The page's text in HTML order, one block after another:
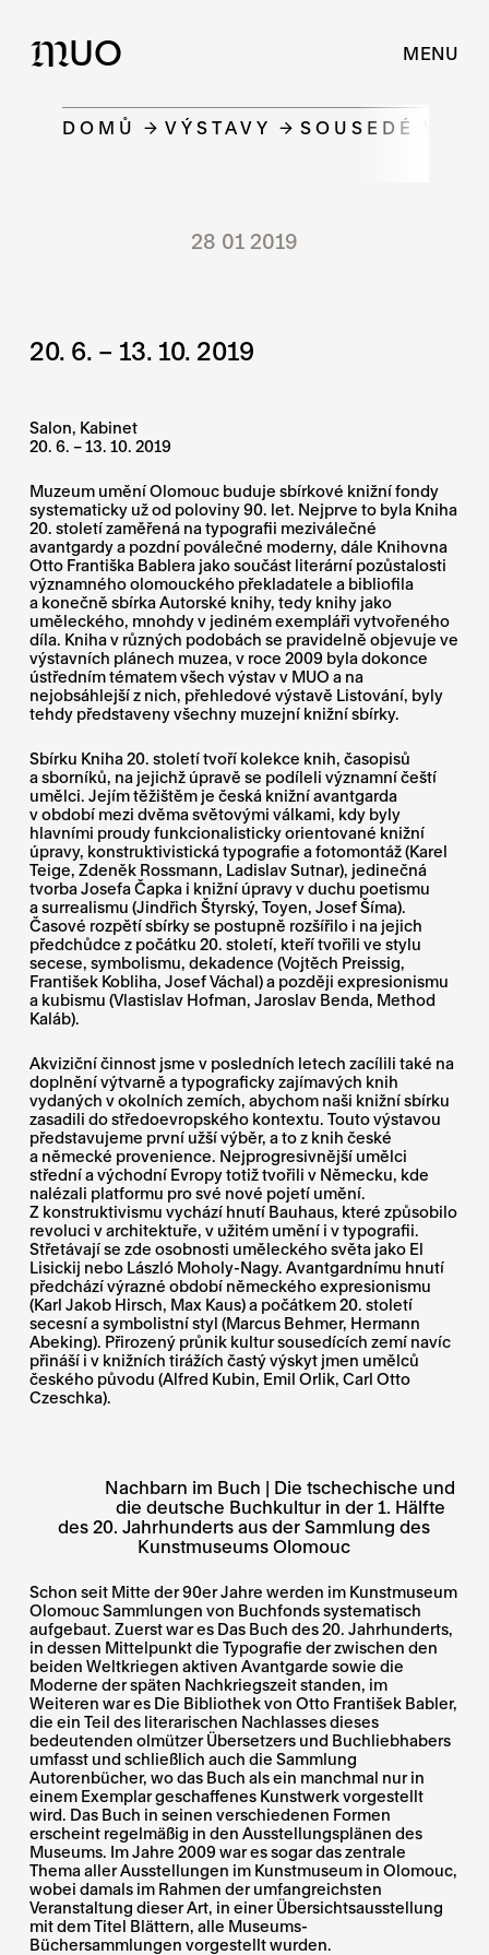
MUO MENU
DOMŮ VÝSTAVY SOUSEDÉ V
28 01 2019
20. 6. – 13. 10. 2019
Salon, Kabinet
20. 6. – 13. 10. 2019
Muzeum umění Olomouc buduje sbírkové knižní fondy
systematicky už od poloviny 90. let. Nejprve to byla Kniha
20. století zaměřená na typografii meziválečné
avantgardy a pozdní poválečné moderny, dále Knihovna
Otto Františka Bablera jako součást literární pozůstalosti
významného olomouckého překladatele a bibliofila
a konečně sbírka Autorské knihy, tedy knihy jako
uměleckého, mnohdy v jediném exempláři vytvořeného
díla. Kniha v různých podobách se pravidelně objevuje ve
výstavních plánech muzea, v roce 2009 byla dokonce
ústředním tématem všech výstav v MUO a na
nejobsáhlejší z nich, přehledové výstavě Listování, byly
tehdy představeny všechny muzejní knižní sbírky.
Sbírku Kniha 20. století tvoří kolekce knih, časopisů
a sborníků, na jejichž úpravě se podíleli významní čeští
umělci. Jejím těžištěm je česká knižní avantgarda
v období mezi dvěma světovými válkami, kdy byly
hlavními proudy funkcionalisticky orientované knižní
úpravy, konstruktivistická typografie a fotomontáž (Karel
Teige, Zdeněk Rossmann, Ladislav Sutnar), jedinečná
tvorba Josefa Čapka i knižní úpravy v duchu poetismu
a surrealismu (Jindřich Štyrský, Toyen, Josef Šíma).
Časové rozpětí sbírky se postupně rozšířilo i na jejich
předchůdce z počátku 20. století, kteří tvořili ve stylu
secese, symbolismu, dekadence (Vojtěch Preissig,
František Kobliha, Josef Váchal) a později expresionismu
a kubismu (Vlastislav Hofman, Jaroslav Benda, Method
Kaláb).
Akviziční činnost jsme v posledních letech zacílili také na
doplnění výtvarně a typograficky zajímavých knih
vydaných v okolních zemích, abychom naši knižní sbírku
zasadili do středoevropského kontextu. Touto výstavou
představujeme první užší výběr, a to z knih české
a německé provenience. Nejprogresivnější umělci
střední a východní Evropy totiž tvořili v Německu, kde
nalézali platformu pro své nové pojetí umění.
Z konstruktivismu vychází hnutí Bauhaus, které způsobilo
revoluci v architektuře, v užitém umění i v typografii.
Střetávají se zde osobnosti uměleckého světa jako El
Lisickij nebo László Moholy-Nagy. Avantgardnímu hnutí
předchází výrazné období německého expresionismu
(Karl Jakob Hirsch, Max Kaus) a počátkem 20. století
secesní a symbolistní styl (Marcus Behmer, Hermann
Abeking). Přirozený průnik kultur sousedících zemí navíc
přináší i v knižních tirážích častý výskyt jmen umělců
českého původu (Alfred Kubin, Emil Orlik, Carl Otto
Czeschka).
Nachbarn im Buch | Die tschechische und
die deutsche Buchkultur in der 1. Hälfte
des 20. Jahrhunderts aus der Sammlung des
Kunstmuseums Olomouc
Schon seit Mitte der 90er Jahre werden im Kunstmuseum
Olomouc Sammlungen von Buchfonds systematisch
aufgebaut. Zuerst war es Das Buch des 20. Jahrhunderts,
in dessen Mittelpunkt die Typografie der zwischen den
beiden Weltkriegen aktiven Avantgarde sowie die
Moderne der späten Nachkriegszeit standen, im
Weiteren war es Die Bibliothek von Otto František Babler,
die ein Teil des literarischen Nachlasses dieses
bedeutenden olmützer Übersetzers und Buchliebhabers
umfasst und schließlich auch die Sammlung
Autorenbücher, wo das Buch als ein manchmal nur in
einem Exemplar geschaffenes Kunstwerk vorgestellt
wird. Das Buch in seinen verschiedenen Formen
erscheint regelmäßig in den Ausstellungsplänen des
Museums. Im Jahre 2009 war es sogar das zentrale
Thema aller Ausstellungen im Kunstmuseum in Olomouc,
wobei damals im Rahmen der umfangreichsten
Veranstaltung dieser Art, in einer Übersichtsausstellung
mit dem Titel Blättern, alle Museums-
Büchersammlungen vorgestellt wurden.